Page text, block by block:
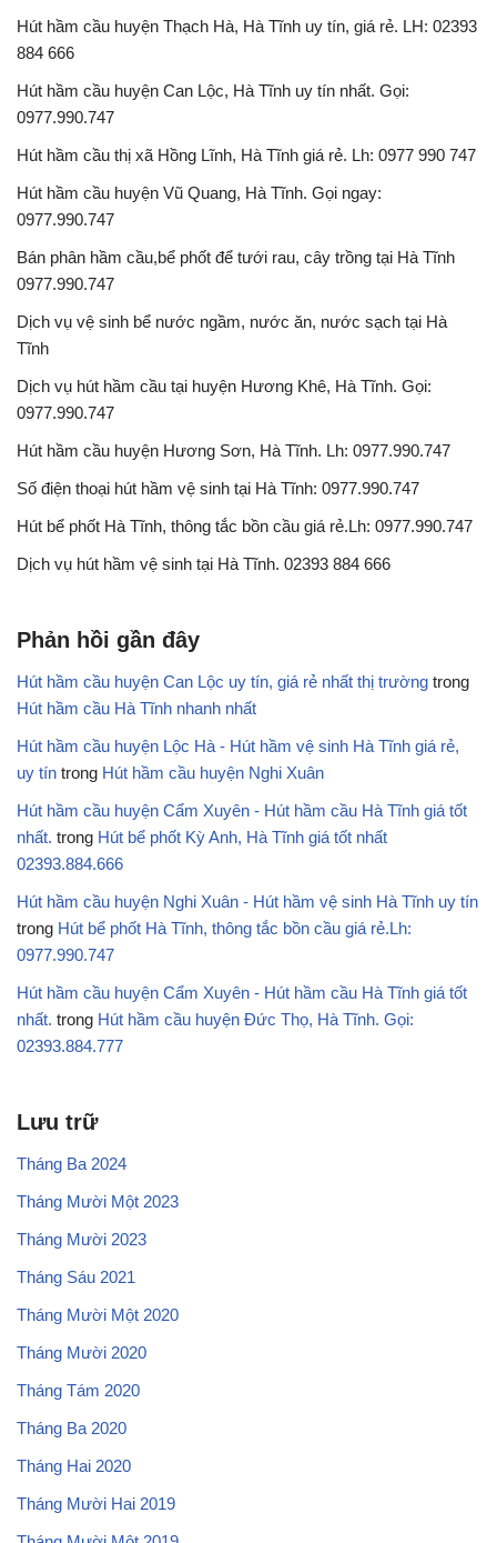
Hút hầm cầu huyện Thạch Hà, Hà Tĩnh uy tín, giá rẻ. LH: 02393
884 666
Hút hầm cầu huyện Can Lộc, Hà Tĩnh uy tín nhất. Gọi:
0977.990.747
Hút hầm cầu thị xã Hồng Lĩnh, Hà Tĩnh giá rẻ. Lh: 0977 990 747
Hút hầm cầu huyện Vũ Quang, Hà Tĩnh. Gọi ngay:
0977.990.747
Bán phân hầm cầu,bể phốt để tưới rau, cây trồng tại Hà Tĩnh
0977.990.747
Dịch vụ vệ sinh bể nước ngầm, nước ăn, nước sạch tại Hà
Tĩnh
Dịch vụ hút hầm cầu tại huyện Hương Khê, Hà Tĩnh. Gọi:
0977.990.747
Hút hầm cầu huyện Hương Sơn, Hà Tĩnh. Lh: 0977.990.747
Số điện thoại hút hầm vệ sinh tại Hà Tĩnh: 0977.990.747
Hút bể phốt Hà Tĩnh, thông tắc bồn cầu giá rẻ.Lh: 0977.990.747
Dịch vụ hút hầm vệ sinh tại Hà Tĩnh. 02393 884 666
Phản hồi gần đây
Hút hầm cầu huyện Can Lộc uy tín, giá rẻ nhất thị trường trong
Hút hầm cầu Hà Tĩnh nhanh nhất
Hút hầm cầu huyện Lộc Hà - Hút hầm vệ sinh Hà Tĩnh giá rẻ,
uy tín trong Hút hầm cầu huyện Nghi Xuân
Hút hầm cầu huyện Cẩm Xuyên - Hút hầm cầu Hà Tĩnh giá tốt
nhất. trong Hút bể phốt Kỳ Anh, Hà Tĩnh giá tốt nhất
02393.884.666
Hút hầm cầu huyện Nghi Xuân - Hút hầm vệ sinh Hà Tĩnh uy tín
trong Hút bể phốt Hà Tĩnh, thông tắc bồn cầu giá rẻ.Lh:
0977.990.747
Hút hầm cầu huyện Cẩm Xuyên - Hút hầm cầu Hà Tĩnh giá tốt
nhất. trong Hút hầm cầu huyện Đức Thọ, Hà Tĩnh. Gọi:
02393.884.777
Lưu trữ
Tháng Ba 2024
Tháng Mười Một 2023
Tháng Mười 2023
Tháng Sáu 2021
Tháng Mười Một 2020
Tháng Mười 2020
Tháng Tám 2020
Tháng Ba 2020
Tháng Hai 2020
Tháng Mười Hai 2019